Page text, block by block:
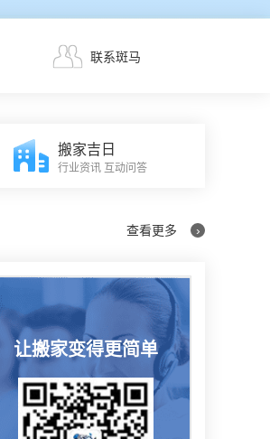
联系斑马
搬家吉日
行业资讯 互动问答
查看更多 ›
让搬家变得更简单